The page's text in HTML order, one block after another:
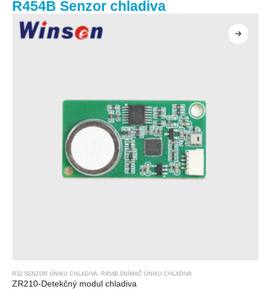
R454B Senzor chladiva
R32 SENZOR ÚNIKU CHLADIVA R454B SNÍMAČ ÚNIKU CHLADIVA
ZR210-Detekčný modul chladiva